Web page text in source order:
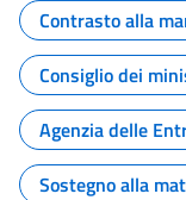
Contrasto alla
Consiglio dei
Agenzia delle
Sostegno alla